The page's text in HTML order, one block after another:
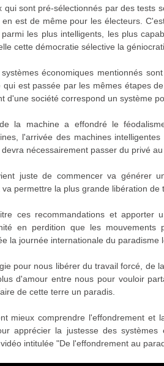
qui sont pré-sélectionnés par des tests
est de même pour les électeurs.
les plus intelligents, les plus
cette démocratie sélective la
économiques mentionnés
qui est passée par les mêmes étapes
d'une société correspond un système
la machine a effondré le
l'arrivée des machines
nécessairement passer du privé
juste de commencer va générer
permettre la plus grande libération
ces recommandations et apporter
en perdition que les mouvements
la journée internationale du paradisme
pour nous libérer du travail forcé, de
d'amour entre nous pour vouloir
de cette terre un paradis.
mieux comprendre l'effondrement et
apprécier la justesse des systèmes
intitulée "De l'effondrement au